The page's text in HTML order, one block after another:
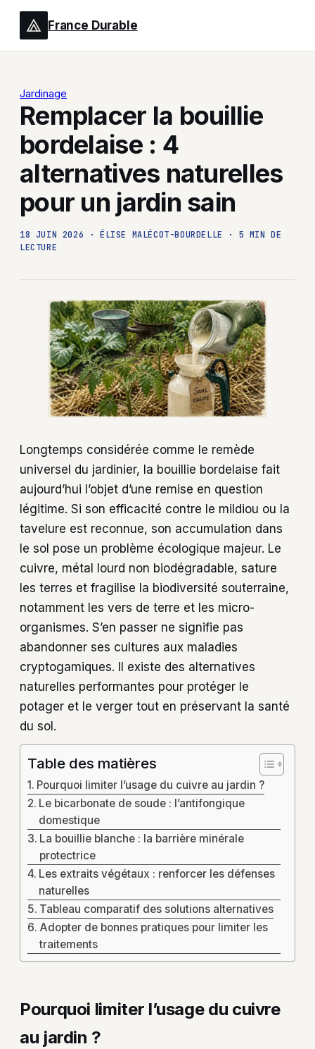
France Durable
Jardinage
Remplacer la bouillie
bordelaise : 4
alternatives naturelles
pour un jardin sain
18 JUIN 2026 · ÉLISE MALÉCOT-BOURDELLE ·
5 MIN DE
LECTURE
Longtemps considérée comme le remède
universel du jardinier, la bouillie bordelaise fait
aujourd’hui l’objet d’une remise en question
légitime. Si son efficacité contre le mildiou ou la
tavelure est reconnue, son accumulation dans
le sol pose un problème écologique majeur. Le
cuivre, métal lourd non biodégradable, sature
les terres et fragilise la biodiversité souterraine,
notamment les vers de terre et les micro-
organismes. S’en passer ne signifie pas
abandonner ses cultures aux maladies
cryptogamiques. Il existe des alternatives
naturelles performantes pour protéger le
potager et le verger tout en préservant la santé
du sol.
Table des matières
Pourquoi limiter l’usage du cuivre au jardin ?
Le bicarbonate de soude : l’antifongique
domestique
La bouillie blanche : la barrière minérale
protectrice
Les extraits végétaux : renforcer les défenses
naturelles
Tableau comparatif des solutions alternatives
Adopter de bonnes pratiques pour limiter les
traitements
Pourquoi limiter l’usage du cuivre
au jardin ?